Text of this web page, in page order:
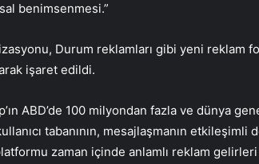
benimsenmesi.”
Durum reklamları gibi yeni reklam
işaret edildi.
ABD’de 100 milyondan fazla ve dünya
tabanının, mesajlaşmanın etkileşimli
zaman içinde anlamlı reklam